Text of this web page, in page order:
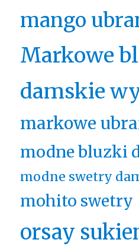
mango
Markowe
damskie
markowe
modne bluzki
modne swetry
mohito swetry
orsay